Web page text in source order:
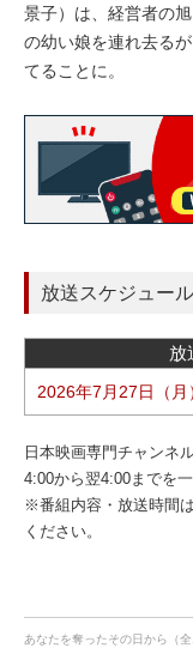
景子）は、経営者の
の幼い娘を連れ去る
てることに。
放送スケジュール
放
2026年7月27日（月
日本映画専門チャンネ
4:00から翌4:00までを
※番組内容・放送時間
ください。
あなたを奪ったその日から（